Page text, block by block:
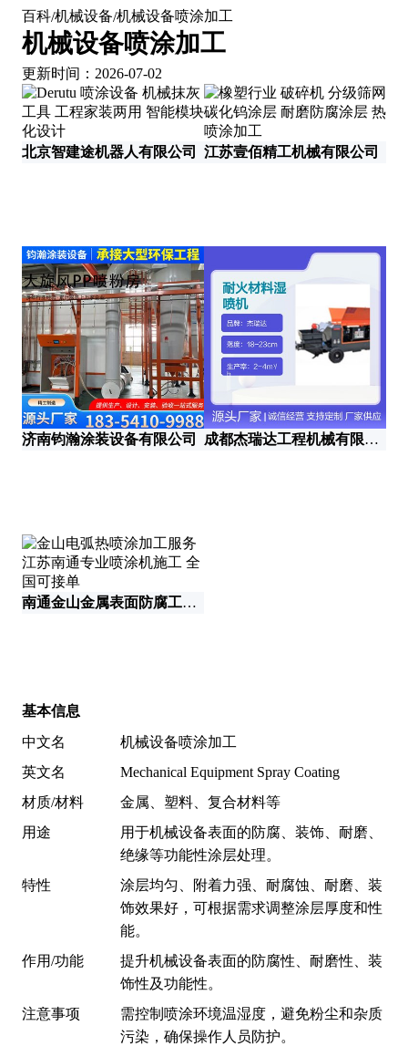
百科/机械设备/机械设备喷涂加工
机械设备喷涂加工
更新时间：2026-07-02
北京智建途机器人有限公司 江苏壹佰精工机械有限公司
济南钧瀚涂装设备有限公司 成都杰瑞达工程机械有限公司
南通金山金属表面防腐工程有限公司
基本信息
中文名
机械设备喷涂加工
英文名
Mechanical Equipment Spray Coating
材质/材料
金属、塑料、复合材料等
用途
用于机械设备表面的防腐、装饰、耐磨、
绝缘等功能性涂层处理。
特性
涂层均匀、附着力强、耐腐蚀、耐磨、装
饰效果好，可根据需求调整涂层厚度和性
能。
作用/功能
提升机械设备表面的防腐性、耐磨性、装
饰性及功能性。
注意事项
需控制喷涂环境温湿度，避免粉尘和杂质
污染，确保操作人员防护。